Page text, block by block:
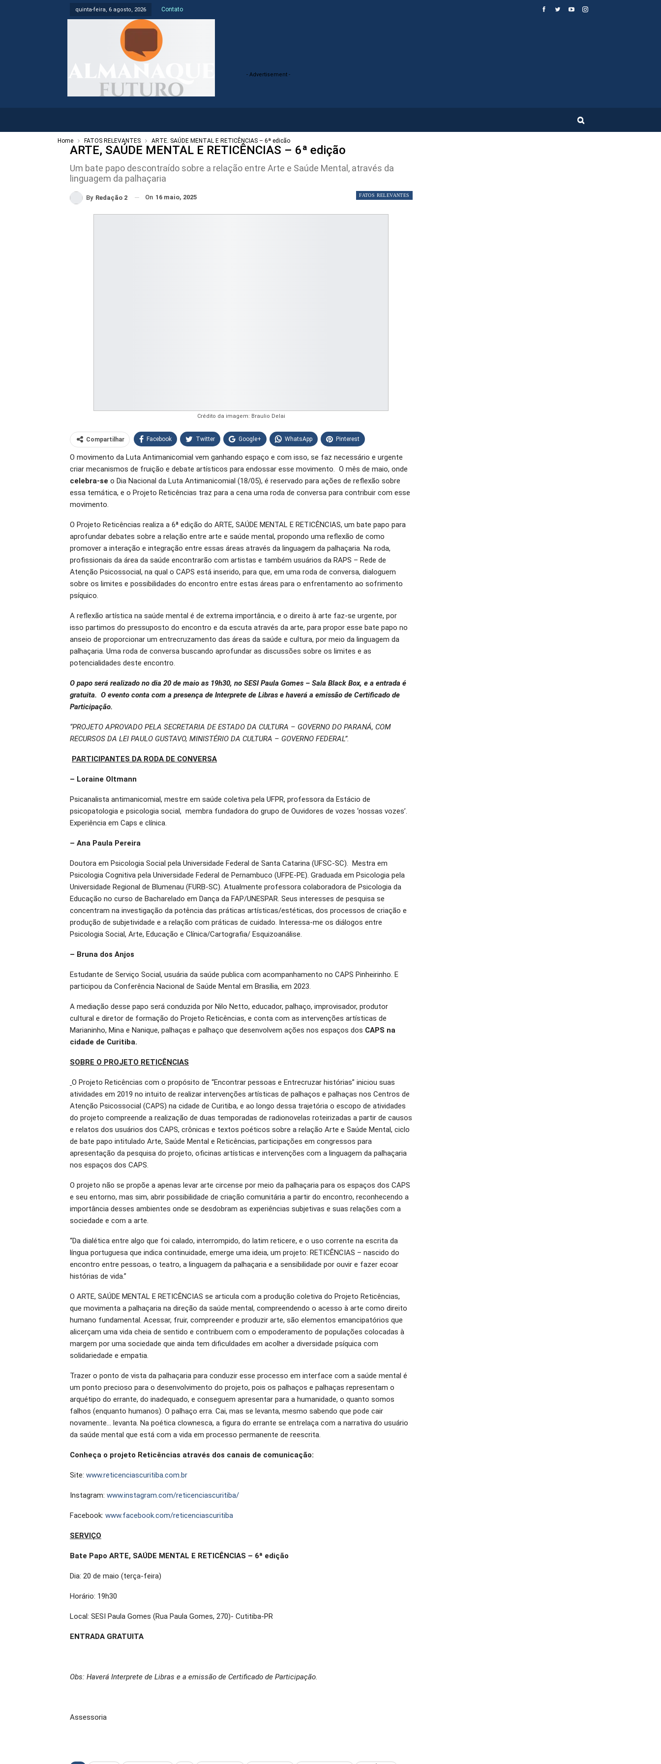
quinta-feira, 6 agosto, 2026 Contato
- Advertisement -
Home FATOS RELEVANTES ARTE, SAÚDE MENTAL E RETICÊNCIAS – 6ª edição
ARTE, SAÚDE MENTAL E RETICÊNCIAS – 6ª edição
Um bate papo descontraído sobre a relação entre Arte e Saúde Mental, através da
linguagem da palhaçaria
FATOS RELEVANTES
By Redação 2 On 16 maio, 2025
Crédito da imagem: Braulio Delai
Compartilhar Facebook Twitter Google+ WhatsApp Pinterest
O email
O movimento da Luta Antimanicomial vem ganhando espaço e com isso, se faz necessário e urgente
criar mecanismos de fruição e debate artísticos para endossar esse movimento. O mês de maio, onde
celebra-se o Dia Nacional da Luta Antimanicomial (18/05), é reservado para ações de reflexão sobre
essa temática, e o Projeto Reticências traz para a cena uma roda de conversa para contribuir com esse
movimento.
O Projeto Reticências realiza a 6ª edição do ARTE, SAÚDE MENTAL E RETICÊNCIAS, um bate papo para
aprofundar debates sobre a relação entre arte e saúde mental, propondo uma reflexão de como
promover a interação e integração entre essas áreas através da linguagem da palhaçaria. Na roda,
profissionais da área da saúde encontrarão com artistas e também usuários da RAPS – Rede de
Atenção Psicossocial, na qual o CAPS está inserido, para que, em uma roda de conversa, dialoguem
sobre os limites e possibilidades do encontro entre estas áreas para o enfrentamento ao sofrimento
psíquico.
A reflexão artística na saúde mental é de extrema importância, e o direito à arte faz-se urgente, por
isso partimos do pressuposto do encontro e da escuta através da arte, para propor esse bate papo no
anseio de proporcionar um entrecruzamento das áreas da saúde e cultura, por meio da linguagem da
palhaçaria. Uma roda de conversa buscando aprofundar as discussões sobre os limites e as
potencialidades deste encontro.
O papo será realizado no dia 20 de maio as 19h30, no SESI Paula Gomes – Sala Black Box, e a entrada é
gratuita. O evento conta com a presença de Interprete de Libras e haverá a emissão de Certificado de
Participação.
“PROJETO APROVADO PELA SECRETARIA DE ESTADO DA CULTURA – GOVERNO DO PARANÁ, COM
RECURSOS DA LEI PAULO GUSTAVO, MINISTÉRIO DA CULTURA – GOVERNO FEDERAL”.
PARTICIPANTES DA RODA DE CONVERSA
– Loraine Oltmann
Psicanalista antimanicomial, mestre em saúde coletiva pela UFPR, professora da Estácio de
psicopatologia e psicologia social, membra fundadora do grupo de Ouvidores de vozes ‘nossas vozes’.
Experiência em Caps e clínica.
– Ana Paula Pereira
Doutora em Psicologia Social pela Universidade Federal de Santa Catarina (UFSC-SC). Mestra em
Psicologia Cognitiva pela Universidade Federal de Pernambuco (UFPE-PE). Graduada em Psicologia pela
Universidade Regional de Blumenau (FURB-SC). Atualmente professora colaboradora de Psicologia da
Educação no curso de Bacharelado em Dança da FAP/UNESPAR. Seus interesses de pesquisa se
concentram na investigação da potência das práticas artísticas/estéticas, dos processos de criação e
produção de subjetividade e a relação com práticas de cuidado. Interessa-me os diálogos entre
Psicologia Social, Arte, Educação e Clínica/Cartografia/ Esquizoanálise.
– Bruna dos Anjos
Estudante de Serviço Social, usuária da saúde publica com acompanhamento no CAPS Pinheirinho. E
participou da Conferência Nacional de Saúde Mental em Brasília, em 2023.
A mediação desse papo será conduzida por Nilo Netto, educador, palhaço, improvisador, produtor
cultural e diretor de formação do Projeto Reticências, e conta com as intervenções artísticas de
Marianinho, Mina e Nanique, palhaças e palhaço que desenvolvem ações nos espaços dos CAPS na
cidade de Curitiba.
SOBRE O PROJETO RETICÊNCIAS
O Projeto Reticências com o propósito de “Encontrar pessoas e Entrecruzar histórias” iniciou suas
atividades em 2019 no intuito de realizar intervenções artísticas de palhaços e palhaças nos Centros de
Atenção Psicossocial (CAPS) na cidade de Curitiba, e ao longo dessa trajetória o escopo de atividades
do projeto compreende a realização de duas temporadas de radionovelas roteirizadas a partir de causos
e relatos dos usuários dos CAPS, crônicas e textos poéticos sobre a relação Arte e Saúde Mental, ciclo
de bate papo intitulado Arte, Saúde Mental e Reticências, participações em congressos para
apresentação da pesquisa do projeto, oficinas artísticas e intervenções com a linguagem da palhaçaria
nos espaços dos CAPS.
O projeto não se propõe a apenas levar arte circense por meio da palhaçaria para os espaços dos CAPS
e seu entorno, mas sim, abrir possibilidade de criação comunitária a partir do encontro, reconhecendo a
importância desses ambientes onde se desdobram as experiências subjetivas e suas relações com a
sociedade e com a arte.
“Da dialética entre algo que foi calado, interrompido, do latim reticere, e o uso corrente na escrita da
língua portuguesa que indica continuidade, emerge uma ideia, um projeto: RETICÊNCIAS – nascido do
encontro entre pessoas, o teatro, a linguagem da palhaçaria e a sensibilidade por ouvir e fazer ecoar
histórias de vida.”
O ARTE, SAÚDE MENTAL E RETICÊNCIAS se articula com a produção coletiva do Projeto Reticências,
que movimenta a palhaçaria na direção da saúde mental, compreendendo o acesso à arte como direito
humano fundamental. Acessar, fruir, compreender e produzir arte, são elementos emancipatórios que
alicerçam uma vida cheia de sentido e contribuem com o empoderamento de populações colocadas à
margem por uma sociedade que ainda tem dificuldades em acolher a diversidade psíquica com
solidariedade e empatia.
Trazer o ponto de vista da palhaçaria para conduzir esse processo em interface com a saúde mental é
um ponto precioso para o desenvolvimento do projeto, pois os palhaços e palhaças representam o
arquétipo do errante, do inadequado, e conseguem apresentar para a humanidade, o quanto somos
falhos (enquanto humanos). O palhaço erra. Cai, mas se levanta, mesmo sabendo que pode cair
novamente… levanta. Na poética clownesca, a figura do errante se entrelaça com a narrativa do usuário
da saúde mental que está com a vida em processo permanente de reescrita.
Conheça o projeto Reticências através dos canais de comunicação:
Site: www.reticenciascuritiba.com.br
Instagram: www.instagram.com/reticenciascuritiba/
Facebook: www.facebook.com/reticenciascuritiba
SERVIÇO
Bate Papo ARTE, SAÚDE MENTAL E RETICÊNCIAS – 6ª edição
Dia: 20 de maio (terça-feira)
Horário: 19h30
Local: SESI Paula Gomes (Rua Paula Gomes, 270)- Cutitiba-PR
ENTRADA GRATUITA
Obs: Haverá Interprete de Libras e a emissão de Certificado de Participação.
Assessoria